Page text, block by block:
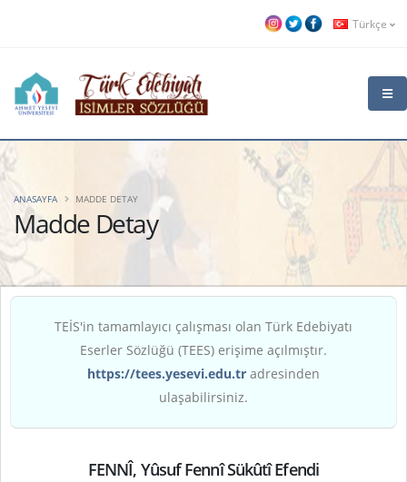
Türkçe
Madde Detay
ANASAYFA MADDE DETAY
TEİS'in tamamlayıcı çalışması olan Türk Edebiyatı
Eserler Sözlüğü (TEES) erişime açılmıştır.
https://tees.yesevi.edu.tr adresinden
ulaşabilirsiniz.
FENNÎ, Yûsuf Fennî Sükûtî Efendi